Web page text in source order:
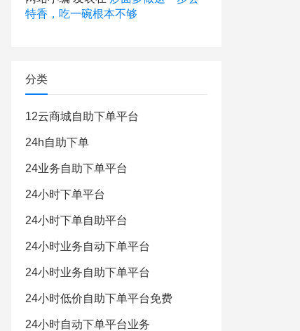
特香，吃一碗根本不够
分类
12云商城自助下单平台
24h自助下单
24业务自助下单平台
24小时下单平台
24小时下单自助平台
24小时业务自动下单平台
24小时业务自助下单平台
24小时低价自助下单平台免费
24小时自动下单平台业务